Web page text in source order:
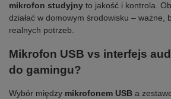
mikrofon studyjny to jakość i kontrola.
działać w domowym środowisku – ważne,
realnych potrzeb.
Mikrofon USB vs interfejs
do gamingu?
Wybór między mikrofonem USB a